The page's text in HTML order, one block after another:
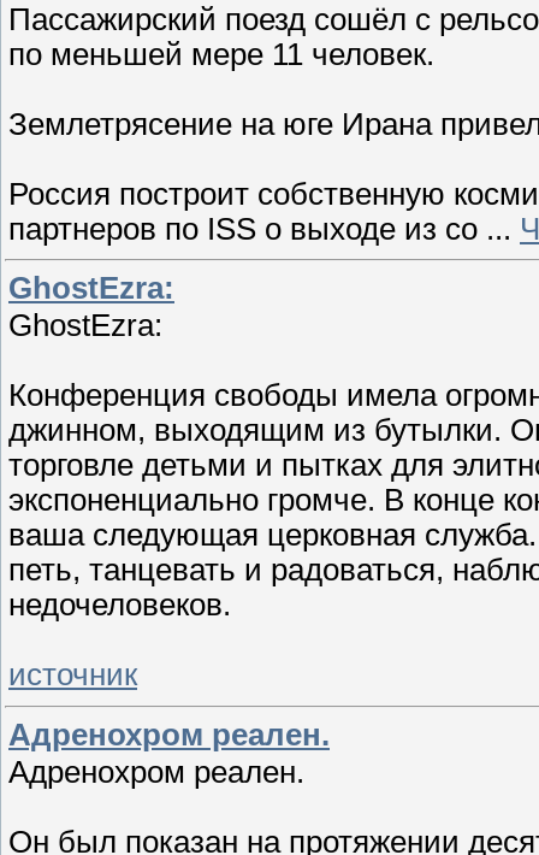
Пассажирский поезд сошёл с
по меньшей мере 11 человек.
Землетрясение на юге Ирана
Россия построит собственную
партнеров по ISS о выходе из со ...
GhostEzra:
GhostEzra:
Конференция свободы имела
джинном, выходящим из бутылки.
торговле детьми и пытках для
экспоненциально громче. В конце
ваша следующая церковная
петь, танцевать и радоваться,
недочеловеков.
источник
Адренохром реален.
Адренохром реален.
Он был показан на протяжении